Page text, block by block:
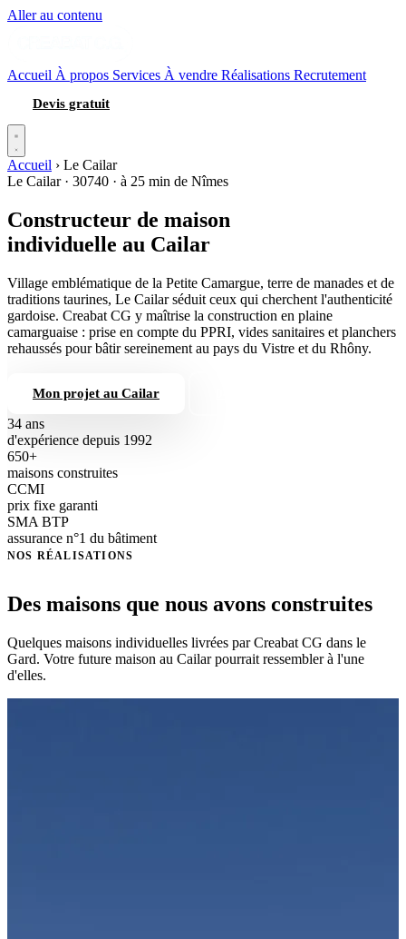
Aller au contenu
Accueil À propos Services À vendre Réalisations Recrutement
Devis gratuit
Accueil › Le Cailar
Le Cailar · 30740 · à 25 min de Nîmes
Constructeur de maison
individuelle au Cailar
Village emblématique de la Petite Camargue, terre de manades et de
traditions taurines, Le Cailar séduit ceux qui cherchent l'authenticité
gardoise. Creabat CG y maîtrise la construction en plaine
camarguaise : prise en compte du PPRI, vides sanitaires et planchers
rehaussés pour bâtir sereinement au pays du Vistre et du Rhôny.
Mon projet au Cailar
34 ans
d'expérience depuis 1992
650+
maisons construites
CCMI
prix fixe garanti
SMA BTP
assurance n°1 du bâtiment
NOS RÉALISATIONS
Des maisons que nous avons construites
Quelques maisons individuelles livrées par Creabat CG dans le
Gard. Votre future maison au Cailar pourrait ressembler à l'une
d'elles.